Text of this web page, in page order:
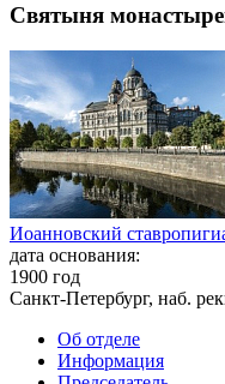
Святыня
Иоанновский
дата основания:
1900 год
Санкт-Петербург, наб.
Об отделе
Информация